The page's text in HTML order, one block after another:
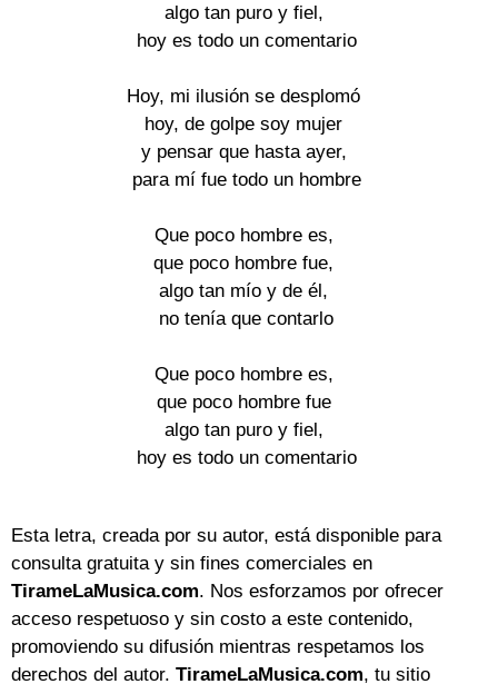
algo tan puro y fiel,
hoy es todo un comentario
Hoy, mi ilusión se desplomó
hoy, de golpe soy mujer
y pensar que hasta ayer,
para mí fue todo un hombre
Que poco hombre es,
que poco hombre fue,
algo tan mío y de él,
no tenía que contarlo
Que poco hombre es,
que poco hombre fue
algo tan puro y fiel,
hoy es todo un comentario
Esta letra, creada por su autor, está disponible para
consulta gratuita y sin fines comerciales en
TirameLaMusica.com. Nos esforzamos por ofrecer
acceso respetuoso y sin costo a este contenido,
promoviendo su difusión mientras respetamos los
derechos del autor. TirameLaMusica.com, tu sitio